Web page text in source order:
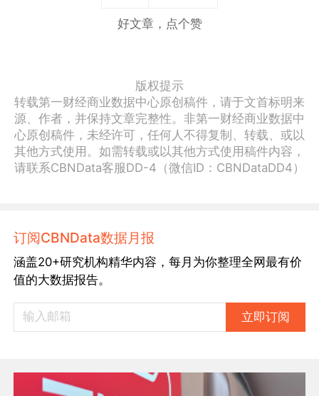
好文章，点个赞
版权提示
转载第一财经商业数据中心原创稿件，请于文首标明来
源、作者，并保持文章完整性。非第一财经商业数据中
心原创稿件，未经许可，任何人不得复制、转载、或以
其他方式使用。如需转载或以其他方式使用稿件内容，
请联系CBNData客服DD-4（微信ID：CBNDataDD4）
订阅CBNData数据月报
涵盖20+研究机构精华内容，每月为你整理全网最有价
值的大数据报告。
立即订阅